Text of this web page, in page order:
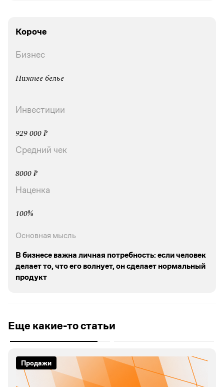
Короче
Бизнес
Нижнее белье
Инвестиции
929 000 ₽
Средний чек
8000 ₽
Наценка
100%
Основная мысль
В бизнесе важна личная потребность: если человек
делает то, что его волнует, он сделает нормальный
продукт
Еще какие-то статьи
Интервью